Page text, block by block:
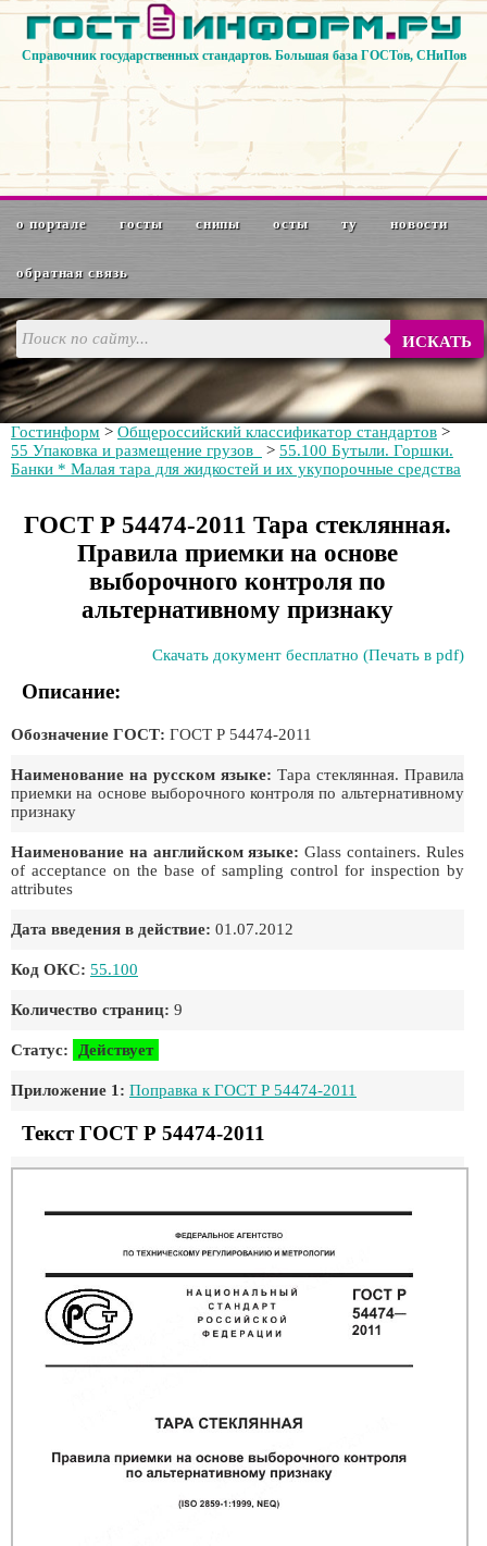
Справочник государственных стандартов. Большая база ГОСТов, СНиПов
о портале госты снипы осты ту новости
обратная связь
ИСКАТЬ
Гостинформ > Общероссийский классификатор стандартов >
55 Упаковка и размещение грузов
> 55.100 Бутыли. Горшки.
Банки * Малая тара для жидкостей и их укупорочные средства
ГОСТ Р 54474-2011 Тара стеклянная.
Правила приемки на основе
выборочного контроля по
альтернативному признаку
Скачать документ бесплатно (Печать в pdf)
Описание:
Обозначение ГОСТ: ГОСТ Р 54474-2011
Наименование на русском языке: Тара стеклянная. Правила
приемки на основе выборочного контроля по альтернативному
признаку
Наименование на английском языке: Glass containers. Rules
of acceptance on the base of sampling control for inspection by
attributes
Дата введения в действие: 01.07.2012
Код ОКС: 55.100
Количество страниц: 9
Статус: Действует
Приложение 1: Поправка к ГОСТ Р 54474-2011
Текст ГОСТ Р 54474-2011